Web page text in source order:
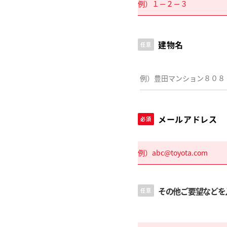
任意 建物名
必須 メールアドレス
任意 その他ご要望など